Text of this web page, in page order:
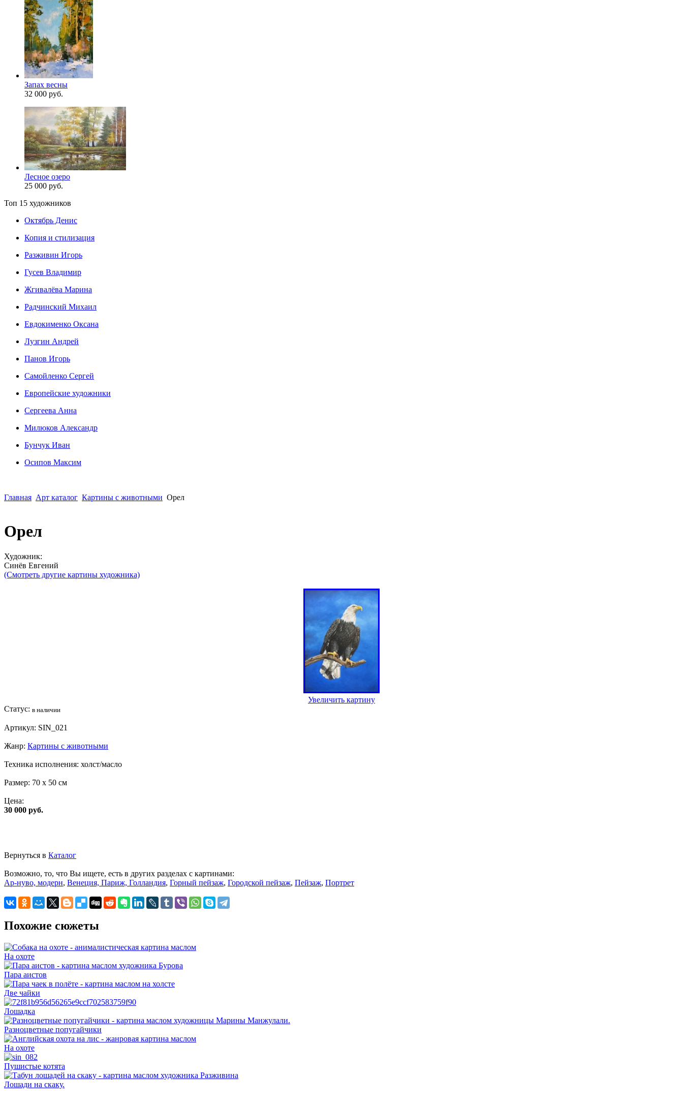
Запах весны
32 000 руб.
Лесное озеро
25 000 руб.
Топ 15 художников
Октябрь Денис
Копия и стилизация
Разживин Игорь
Гусев Владимир
Жгивалёва Марина
Радчинский Михаил
Евдокименко Оксана
Лузгин Андрей
Панов Игорь
Сaмoйленко Сергей
Европейские художники
Сергеева Анна
Милюков Александр
Бунчук Иван
Осипoв Максим
Главная Арт каталог Картины с животными Орел
Орел
Художник:
Синёв Евгений
(Смотреть другие картины художника)
Увеличить картину
Статус: в наличии
Артикул: SIN_021
Жанр: Картины с животными
Техника исполнения: холст/масло
Размер: 70 x 50 см
Цена:
30 000 руб.
Вернуться в Каталог
Возможно, то, что Вы ищете, есть в других разделах с картинами:
Ар-нуво, модерн, Венеция, Париж, Голландия, Горный пейзаж, Городской пейзаж, Пейзаж, Портрет
Похожие сюжеты
На охоте
Пара аистов
Две чайки
Лошадка
Разноцветные попугайчики
На охоте
Пушистые котята
Лошади на скаку.